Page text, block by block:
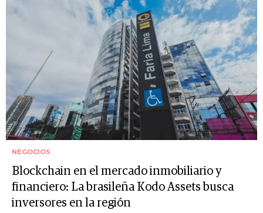
NEGOCIOS
Blockchain en el mercado inmobiliario y
financiero: La brasileña Kodo Assets busca
inversores en la región